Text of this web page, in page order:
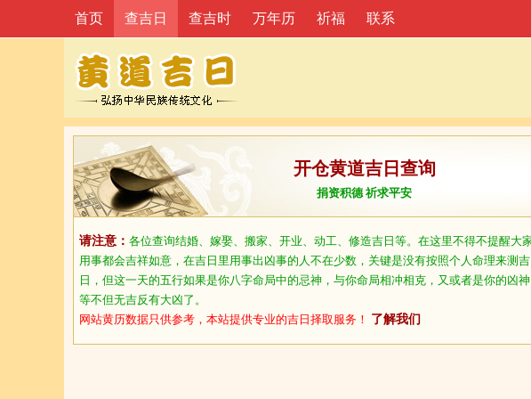
首页 查吉日 查吉时 万年历 祈福 联系
开仓黄道吉日查询
捐资积德 祈求平安
请注意： 各位查询结婚、嫁娶、搬家、开业、动工、修造吉日等。在这里不得不提醒大
用事都会吉祥如意，在吉日里用事出凶事的人不在少数，关键是没有按照个人命理来测
日，但这一天的五行如果是你八字命局中的忌神，与你命局相冲相克，又或者是你的凶
等不但无吉反有大凶了。
网站黄历数据只供参考，本站提供专业的吉日择取服务！ 了解我们